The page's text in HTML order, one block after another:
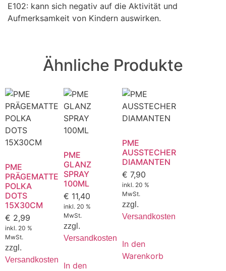
E102: kann sich negativ auf die Aktivität und
Aufmerksamkeit von Kindern auswirken.
Ähnliche Produkte
PME
PRÄGEMATTE
POLKA
DOTS
15X30CM
€ 2,99
inkl. 20 %
MwSt.
zzgl.
Versandkosten
PME
GLANZ
SPRAY
100ML
€ 11,40
inkl. 20 %
MwSt.
zzgl.
Versandkosten
In den
PME
AUSSTECHER
DIAMANTEN
€ 7,90
inkl. 20 %
MwSt.
zzgl.
Versandkosten
In den
Warenkorb